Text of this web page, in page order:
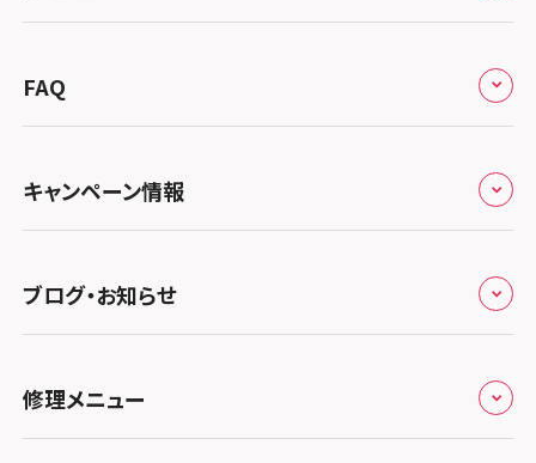
スマホスピタル宇都宮
スマホスピタル 高崎
スマホスピタル鴻巣
スマホスピタル テルル三芳
スマホスピタル 熊谷
スマホスピタル ゲオデジタルベース川口元郷
スマホスピタル埼玉大宮
スマホスピタル テルル蒲生
スマホスピタル テルル新越谷
北陸・甲信越
スマホスピタルアル・プラザ小松
スマホスピタル 北陸総合修理センター
スマホスピタル 長野
東海
スマホスピタル岐阜
スマホスピタル 浜松
スマホスピタル静岡パルコ
スマホスピタル 藤枝
スマホスピタル名古屋駅前
スマホスピタル名古屋金山
スマホスピタル 大府
関西
スマホスピタル 大阪梅田
スマホスピタル by デジホ 梅田地下（うめちか）
スマホスピタル京橋
スマホスピタル難波
中国・四国
スマホスピタル岡山駅前
スマホスピタル西条
スマホスピタル by デジホ マークイズ福岡もも
ち
スマホスピタル福岡天神
会社概要
総務省登録業者
特定商取引法に関する表記
プライバシーポリシー
郵送修理依頼
郵送修理の流れ
FAQ
キャンペーン情報
キャンペーン一覧
ブログ・お知らせ
お知らせ
修理メニュー